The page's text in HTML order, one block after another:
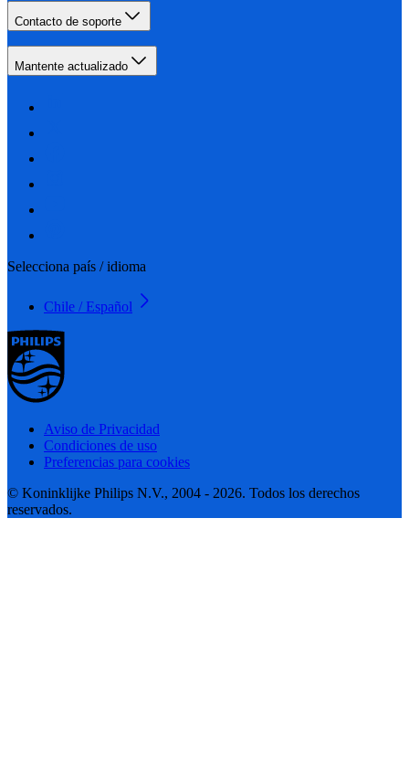
Contacto de soporte
Mantente actualizado
Selecciona país / idioma
Chile / Español
Aviso de Privacidad
Condiciones de uso
Preferencias para cookies
© Koninklijke Philips N.V., 2004 - 2026. Todos los derechos
reservados.